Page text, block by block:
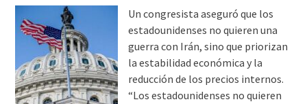
Un congresista aseguró que los
estadounidenses no quieren una
guerra con Irán, sino que priorizan
la estabilidad económica y la
reducción de los precios internos.
“Los estadounidenses no quieren